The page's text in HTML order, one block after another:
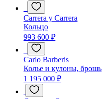
Carrera y Carrera
Кольцо
993 600 ₽
Carlo Barberis
Колье и кулоны, брошь
1 195 000 ₽